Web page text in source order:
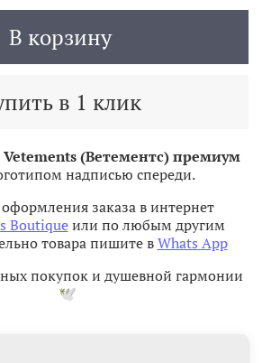
В корзину
в 1 клик
(Ветементс) премиум
надписью спереди.
заказа в интернет
Boutiqueили по любым другим
товара пишите вWhats App
покупок и душевной гармонии